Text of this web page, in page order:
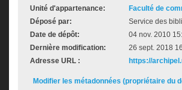
Unité d'appartenance:
Faculté de
Déposé par:
Service des
Date de dépôt:
04 nov. 2010
Dernière modification:
26 sept. 2018
Adresse URL :
https://
Modifier les métadonnées (propriétaire du